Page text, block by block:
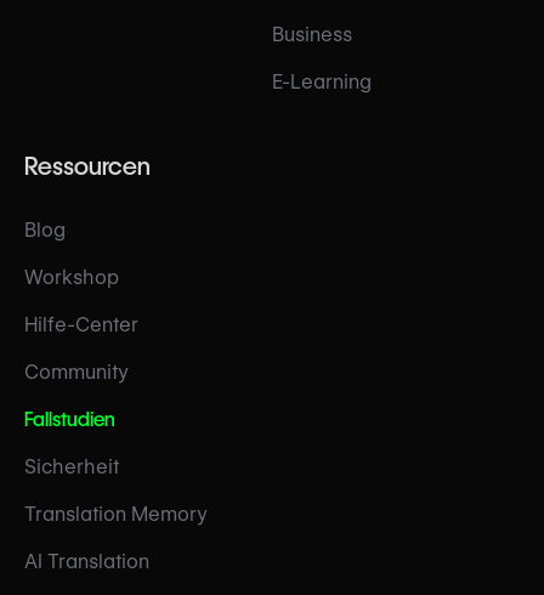
Business
E-Learning
Ressourcen
Blog
Workshop
Hilfe-Center
Community
Fallstudien
Sicherheit
Translation Memory
AI Translation